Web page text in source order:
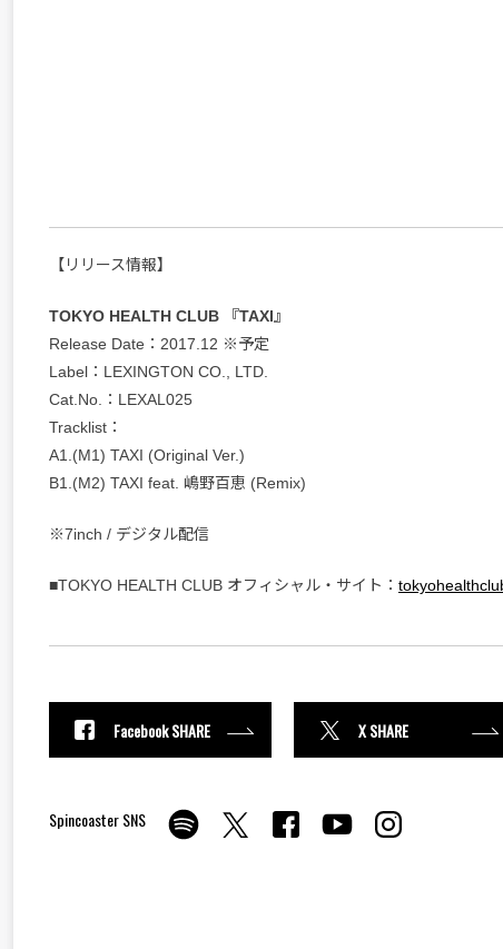
【リリース情報】
TOKYO HEALTH CLUB 『TAXI』
Release Date：2017.12 ※予定
Label：LEXINGTON CO., LTD.
Cat.No.：LEXAL025
Tracklist：
A1.(M1) TAXI (Original Ver.)
B1.(M2) TAXI feat. 嶋野百恵 (Remix)
※7inch / デジタル配信
■TOKYO HEALTH CLUB オフィシャル・サイト：
Facebook SHARE X SHARE
Spincoaster SNS